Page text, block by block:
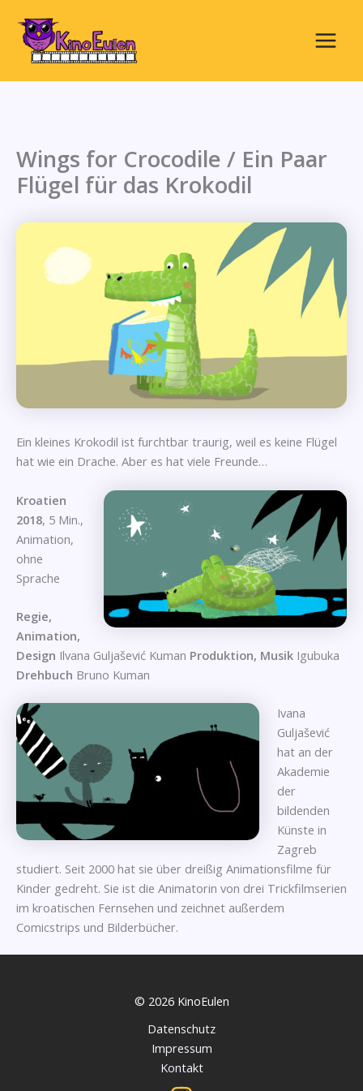
Inhalt
springen
Main
Menu
Wings for Crocodile / Ein Paar
Flügel für das Krokodil
Ein kleines Krokodil ist furchtbar traurig, weil es keine Flügel
hat wie ein Drache. Aber es hat viele Freunde…
Kroatien
2018, 5 Min.,
Animation,
ohne
Sprache
Regie,
Animation,
Design Ilvana Guljašević Kuman Produktion, Musik Igubuka
Drehbuch Bruno Kuman
Ivana
Guljašević
hat an der
Akademie
der
bildenden
Künste in
Zagreb
studiert. Seit 2000 hat sie über dreißig Animationsfilme für
Kinder gedreht. Sie ist die Animatorin von drei Trickfilmserien
im kroatischen Fernsehen und zeichnet außerdem
Comicstrips und Bilderbücher.
© 2026 KinoEulen
Datenschutz
Impressum
Kontakt